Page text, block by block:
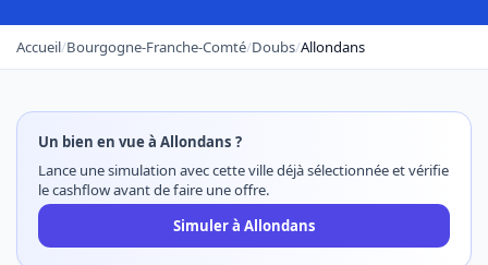
Accueil/Bourgogne-Franche-Comté/Doubs/Allondans
Un bien en vue à Allondans ?
Lance une simulation avec cette ville déjà sélectionnée et vérifie
le cashflow avant de faire une offre.
Simuler à Allondans